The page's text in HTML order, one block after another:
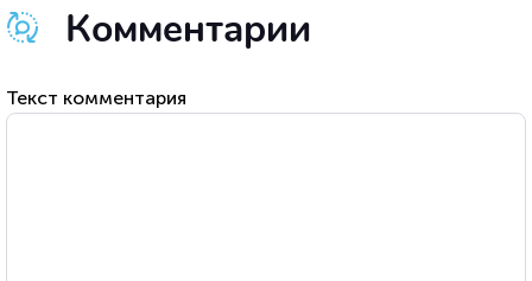
Комментарии
Текст комментария